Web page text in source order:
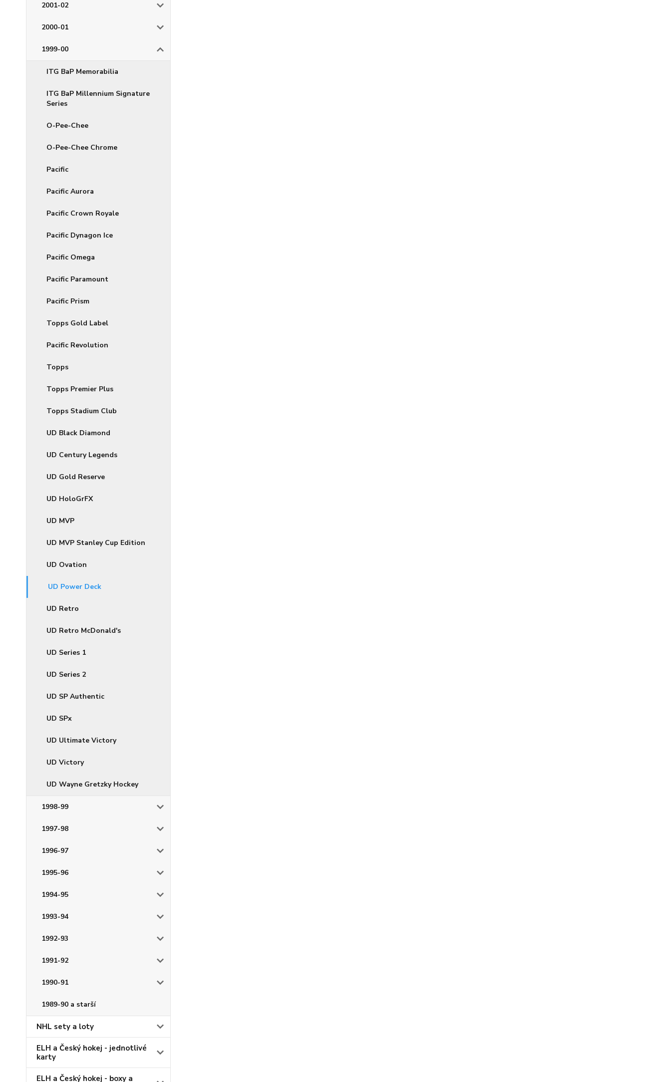
2001-02
2000-01
1999-00
ITG BaP Memorabilia
ITG BaP Millennium Signature
Series
O-Pee-Chee
O-Pee-Chee Chrome
Pacific
Pacific Aurora
Pacific Crown Royale
Pacific Dynagon Ice
Pacific Omega
Pacific Paramount
Pacific Prism
Topps Gold Label
Pacific Revolution
Topps
Topps Premier Plus
Topps Stadium Club
UD Black Diamond
UD Century Legends
UD Gold Reserve
UD HoloGrFX
UD MVP
UD MVP Stanley Cup Edition
UD Ovation
UD Power Deck
UD Retro
UD Retro McDonald's
UD Series 1
UD Series 2
UD SP Authentic
UD SPx
UD Ultimate Victory
UD Victory
UD Wayne Gretzky Hockey
1998-99
1997-98
1996-97
1995-96
1994-95
1993-94
1992-93
1991-92
1990-91
1989-90 a starší
NHL sety a loty
ELH a Český hokej - jednotlivé
karty
ELH a Český hokej - boxy a